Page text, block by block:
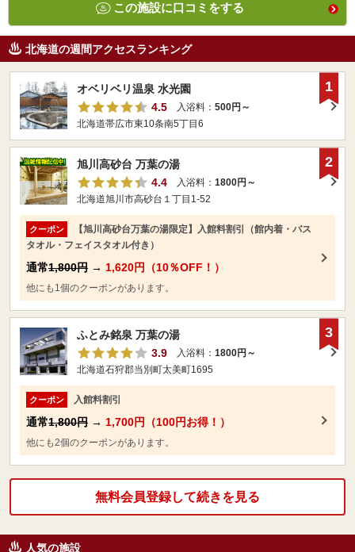
この施設に口コミをする
北海道の週間アクセスランキング
オベリベリ温泉 水光園
4.5
入浴料： 500円～
北海道帯広市東10条南5丁目6
1
旭川高砂台 万葉の湯
4.4
入浴料： 1800円～
北海道旭川市高砂台１丁目1-52
クーポン
【旭川高砂台万葉の湯限定】入館料割引（館内着・バス
タオル・フェイスタオル付き）
通常1,800円 → 1,620円（10％OFF！）
他にも1個のクーポンがあります。
2
ふとみ銘泉 万葉の湯
3.9
入浴料： 1800円～
北海道石狩郡当別町太美町1695
クーポン 入館料割引
通常1,800円 → 1,700円（100円お得！）
他にも2個のクーポンがあります。
3
無料会員登録して続きを見る
人気の施設